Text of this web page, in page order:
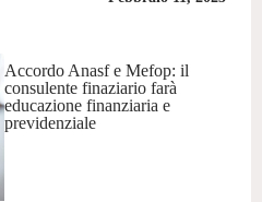
Accordo Anasf e Mefop: il
consulente finaziario farà
educazione finanziaria e
previdenziale